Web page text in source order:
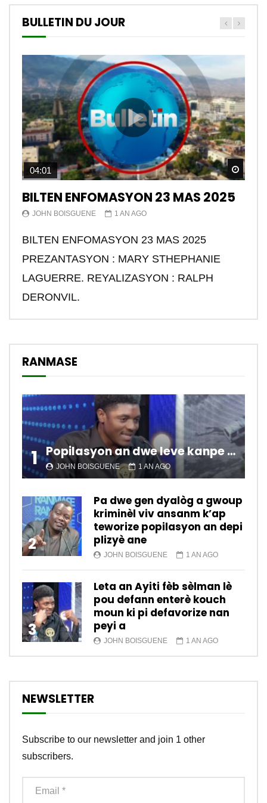
BULLETIN DU JOUR
04:01
BILTEN ENFOMASYON 23 MAS 2025
JOHN BOISGUENE 1 AN AGO
BILTEN ENFOMASYON 23 MAS 2025
PREZANTASYON : MARY STHEPHANIE
LAGUERRE. REYALIZASYON : RALPH
DERONVIL.
RANMASE
1 Popilasyon an dwe leve kanpe pou chanje sitiyasyon kawotik l’ap viv nan peyi a.
JOHN BOISGUENE 1 AN AGO
2
Pa dwe gen dyalòg a gwoup
kriminèl viv ansanm k’ap
teworize popilasyon an depi
plizyè ane
JOHN BOISGUENE 1 AN AGO
3
Leta an Ayiti fèb sèlman lè
pou defann enterè kouch
moun ki pi defavorize nan
peyi a
JOHN BOISGUENE 1 AN AGO
NEWSLETTER
Subscribe to our newsletter and join 1 other
subscribers.